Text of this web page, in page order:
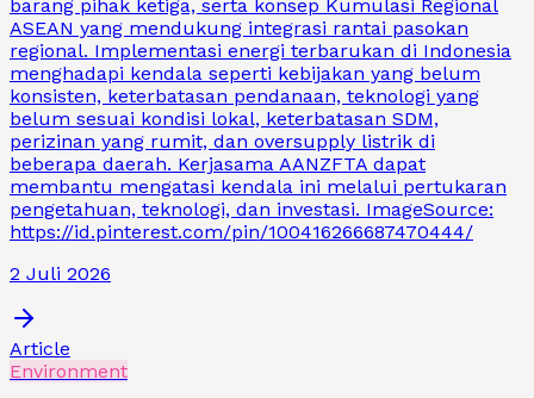
barang pihak ketiga, serta konsep Kumulasi Regional
ASEAN yang mendukung integrasi rantai pasokan
regional. Implementasi energi terbarukan di Indonesia
menghadapi kendala seperti kebijakan yang belum
konsisten, keterbatasan pendanaan, teknologi yang
belum sesuai kondisi lokal, keterbatasan SDM,
perizinan yang rumit, dan oversupply listrik di
beberapa daerah. Kerjasama AANZFTA dapat
membantu mengatasi kendala ini melalui pertukaran
pengetahuan, teknologi, dan investasi. ImageSource:
https://id.pinterest.com/pin/100416266687470444/
2 Juli 2026
Article
Environment